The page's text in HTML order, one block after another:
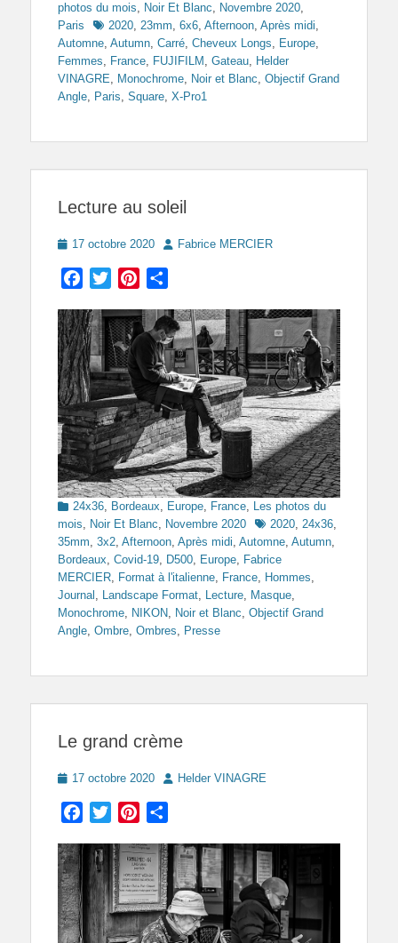
photos du mois, Noir Et Blanc, Novembre 2020,
Paris
Tags2020, 23mm, 6x6, Afternoon, Après midi,
Automne, Autumn, Carré, Cheveux Longs, Europe,
Femmes, France, FUJIFILM , Gateau, Helder
VINAGRE, Monochrome, Noir et Blanc, Objectif Grand
Angle, Paris, Square, X-Pro1
Lecture au soleil
Posted
17 octobre 2020 AuthorFabrice MERCIER
Facebook
TwitterPinterest
Categories
24x36, Bordeaux, Europe, France, Les photos du
mois, Noir Et Blanc, Novembre 2020 Tags2020, 24x36,
35mm, 3x2, Afternoon, Après midi, Automne, Autumn,
Bordeaux, Covid-19, D500, Europe, Fabrice
MERCIER, Format à l'italienne, France, Hommes,
Journal , Landscape Format, Lecture, Masque,
Monochrome, NIKON, Noir et Blanc, Objectif Grand
Angle, Ombre, Ombres, Presse
Le grand crème
Posted
17 octobre 2020 AuthorHelder VINAGRE
Facebook
TwitterPinterest